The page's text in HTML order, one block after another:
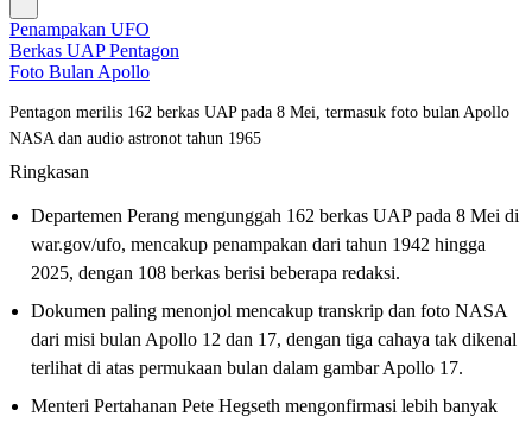
Penampakan UFO
Berkas UAP Pentagon
Foto Bulan Apollo
Pentagon merilis 162 berkas UAP pada 8 Mei, termasuk foto bulan Apollo
NASA dan audio astronot tahun 1965
Ringkasan
Departemen Perang mengunggah 162 berkas UAP pada 8 Mei di
war.gov/ufo, mencakup penampakan dari tahun 1942 hingga
2025, dengan 108 berkas berisi beberapa redaksi.
Dokumen paling menonjol mencakup transkrip dan foto NASA
dari misi bulan Apollo 12 dan 17, dengan tiga cahaya tak dikenal
terlihat di atas permukaan bulan dalam gambar Apollo 17.
Menteri Pertahanan Pete Hegseth mengonfirmasi lebih banyak